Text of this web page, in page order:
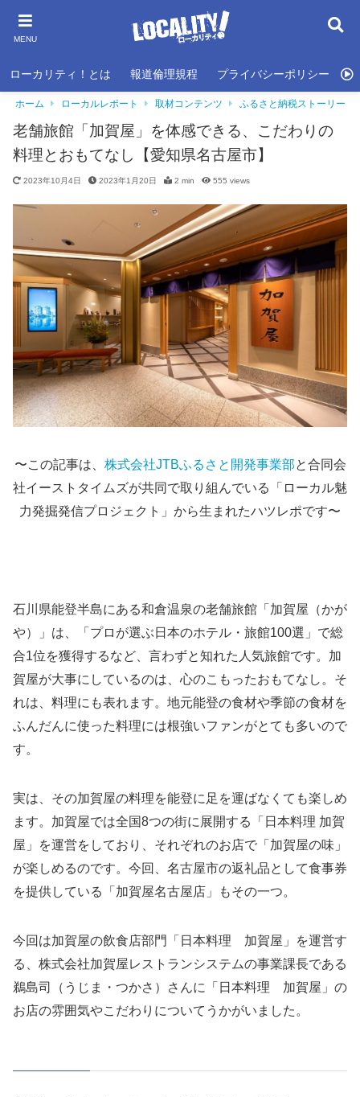
MENU
ローカリティ！とは 報道倫理規程 プライバシーポリシー
ホーム ローカルレポート 取材コンテンツ ふるさと納税ストーリー
老舗旅館「加賀屋」を体感できる、こだわりの
料理とおもてなし【愛知県名古屋市】
2023年10月4日 2023年1月20日 2 min 555 views
〜この記事は、 株式会社JTBふるさと開発事業部と合同会
社イーストタイムズが共同で取り組んでいる「ローカル魅
力発掘発信プロジェクト」から生まれたハツレポです〜
石川県能登半島にある和倉温泉の老舗旅館「加賀屋（かが
や）」は、「プロが選ぶ日本のホテル・旅館100選」で総
合1位を獲得するなど、言わずと知れた人気旅館です。加
賀屋が大事にしているのは、心のこもったおもてなし。そ
れは、料理にも表れます。地元能登の食材や季節の食材を
ふんだんに使った料理には根強いファンがとても多いので
す。
実は、その加賀屋の料理を能登に足を運ばなくても楽しめ
ます。加賀屋では全国8つの街に展開する「日本料理 加賀
屋」を運営をしており、それぞれのお店で「加賀屋の味」
が楽しめるのです。今回、名古屋市の返礼品として食事券
を提供している「加賀屋名古屋店」もその一つ。
今回は加賀屋の飲食店部門「日本料理 加賀屋」を運営す
る、株式会社加賀屋レストランシステムの事業課長である
鵜島司（うじま・つかさ）さんに「日本料理 加賀屋」の
お店の雰囲気やこだわりについてうかがいました。